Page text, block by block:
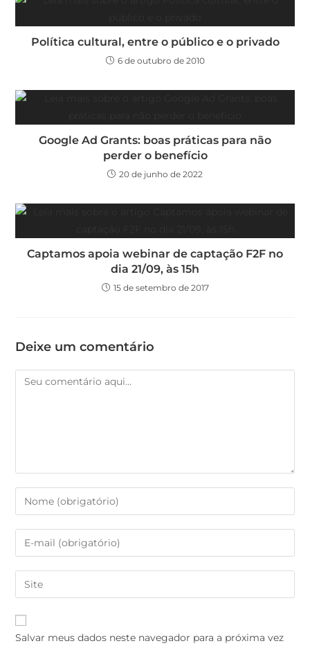
Política cultural, entre o público e o privado
6 de outubro de 2010
Google Ad Grants: boas práticas para não
perder o benefício
20 de junho de 2022
Captamos apoia webinar de captação F2F no
dia 21/09, às 15h
15 de setembro de 2017
Deixe um comentário
Salvar meus dados neste navegador para a próxima vez